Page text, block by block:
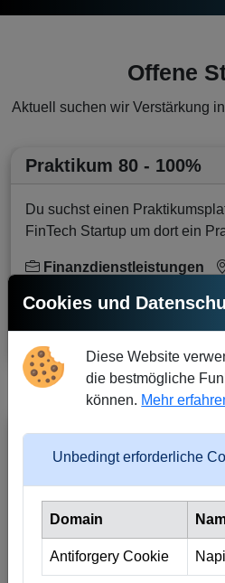
Offene
Aktuell suchen wir Verstärkung
Praktikum 80 - 100%
Du suchst einen
FinTech Startup um dort ein
Finanzdienstleistungen
Inserat (PDF)
Du suchst einen
FinTech Startup um dort ein
Kundendienst Zurich,
Inserat (PDF)
Cookies und
Diese Website
die bestmögliche
können. Mehr
Unbedingt erforderliche
Domain
Antiforgery Cookie